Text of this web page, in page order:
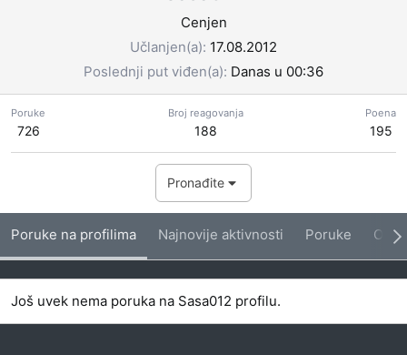
Cenjen
Učlanjen(a) 17.08.2012
Poslednji put viđen(a) Danas u 00:36
Poruke
726
Broj reagovanja
188
Poena
195
Pronađite
Poruke na profilima Najnovije aktivnosti Poruke O
Još uvek nema poruka na Sasa012 profilu.